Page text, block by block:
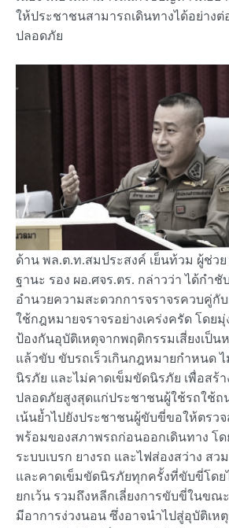
ให้ประชาชนสามารถเดินทางได้อย่างต่
ปลอดภัย
ด้าน พล.ต.ท.สมประสงค์ เย็นท้วม ผู้ช่วย
ฐานะ รอง ผอ.ศจร.ตร. กล่าวว่า ได้กำ
อำนวยความสะดวกการจราจรควบคู่กั
ใช้กฎหมายจราจรอย่างเคร่งครัด โดยมุ่
ป้องกันอุบัติเหตุจากพฤติกรรมเสี่ยงเป็น
แล้วขับ ขับรถเร็วเกินกฎหมายกำหนด
นิรภัย และไม่คาดเข็มขัดนิรภัย เพื่อสร้า
ปลอดภัยสูงสุดแก่ประชาชนผู้ใช้รถใช้ถ
เน้นย้ำไปยังประชาชนผู้ขับขี่ขอให้ตรว
พร้อมของสภาพรถก่อนออกเดินทาง โด
ระบบเบรก ยางรถ และไฟส่องสว่าง ส
และคาดเข็มขัดนิรภัยทุกครั้งที่ขับขี่โด
ยกเว้น รวมถึงหลีกเลี่ยงการขับขี่ในขณ
มีอาการง่วงนอน ซึ่งอาจนำไปสู่อุบัติเห